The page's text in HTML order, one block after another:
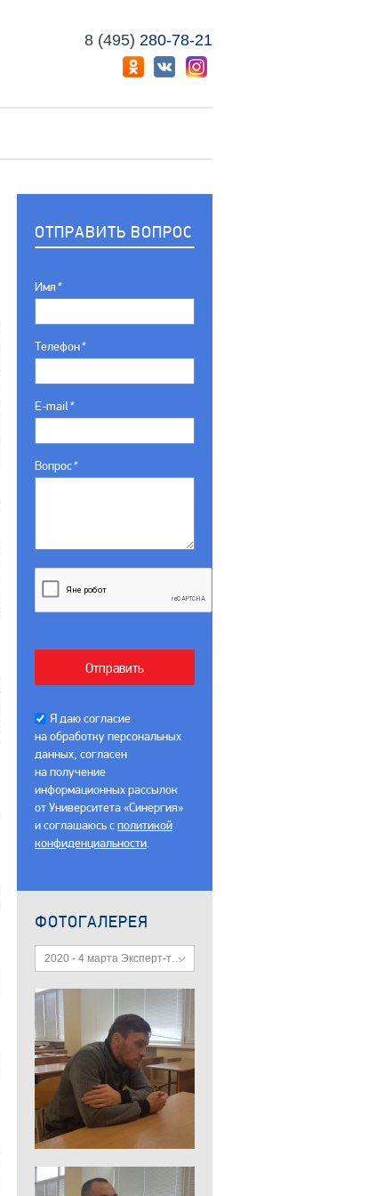
8 (495) 280-78-21
ОТПРАВИТЬ ВОПРОС
Имя*
Телефон*
E-mail*
Вопрос*
Я даю согласие
на обработку персональных
данных, согласен
на получение
информационных рассылок
от Университета «Синергия»
и соглашаюсь cполитикой
конфиденциальности.
ФОТОГАЛЕРЕЯ
2020 - 4 марта Эксперт-техник